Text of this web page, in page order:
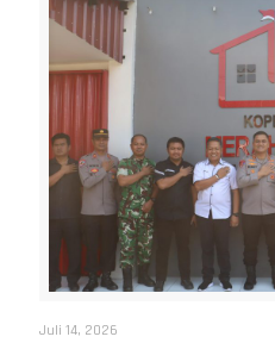
Juli 14, 2026